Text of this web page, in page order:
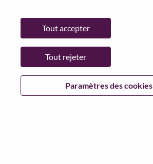
Paramètres des cookies
Tout accepter
Tout rejeter
Go Back